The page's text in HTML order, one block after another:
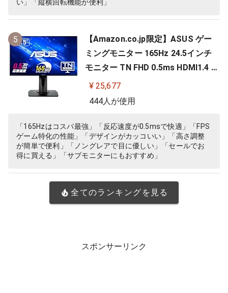
い」「縦横回転機能が便利」
5
【Amazon.co.jp限定】ASUS ゲー
ミングモニター 165Hz 24.5インチ
モニター TN FHD 0.5ms HDMI1.4 Di
splayPort1.2 DVI-D スピーカー 高
さ調整 縦横回転 VG258QR-J
¥ 25,677
444人が使用
「165Hzはコスパ最強」「反応速度が0.5msで快適」「FPS
ゲーム特化の性能」「デザインがカッコいい」「高さ調整
が簡単で便利」「ノングレアで目に優しい」「セールでお
得に買える」「サブモニターにもおすすめ」
全てのランキングを見る
スポンサーリンク